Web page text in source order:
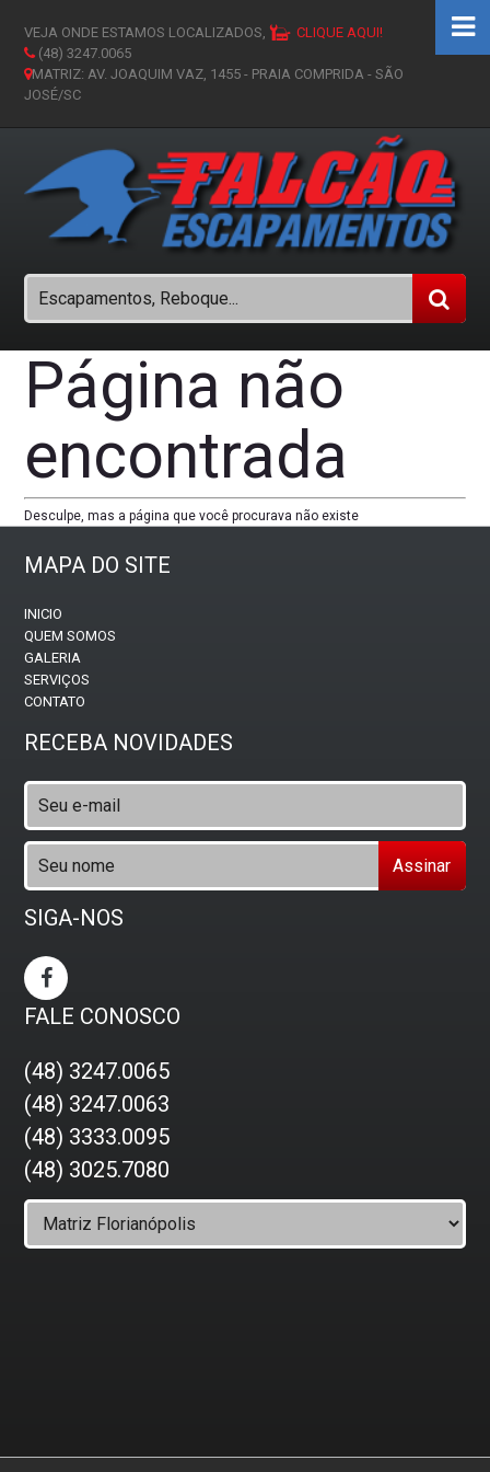
VEJA ONDE ESTAMOS LOCALIZADOS,
CLIQUE AQUI!
(48) 3247.0065
MATRIZ: AV. JOAQUIM VAZ, 1455 - PRAIA COMPRIDA - SÃO
JOSÉ/SC
Página não
encontrada
Desculpe, mas a página que você procurava não existe
MAPA DO SITE
INICIO
QUEM SOMOS
GALERIA
SERVIÇOS
CONTATO
RECEBA NOVIDADES
Assinar
SIGA-NOS
FALE CONOSCO
(48) 3247.0065
(48) 3247.0063
(48) 3333.0095
(48) 3025.7080